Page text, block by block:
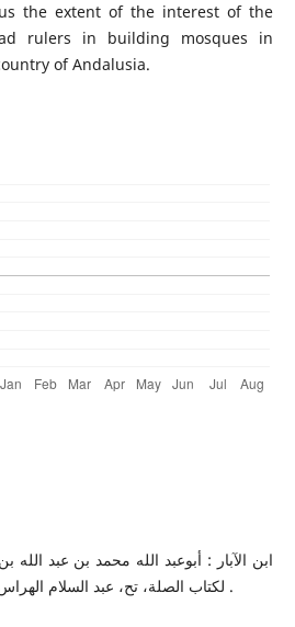
the extent of the interest of the
rulers in building mosques in
of Andalusia.
ابن الآبار : أبوعبد الله محمد بن عبد الله
لكتاب الصلة، تح، عبد السلام الهراس، دار الفكر، بيروت، 1995م .